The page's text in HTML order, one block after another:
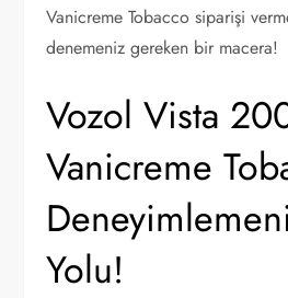
Vanicreme Tobacco siparişi
denemeniz gereken bir macera!
Vozol Vista
Vanicreme
Yolu!